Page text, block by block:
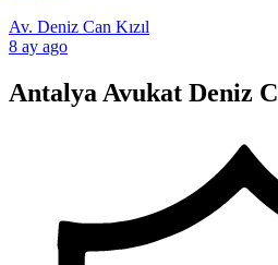
Av. Deniz Can Kızıl
8 ay ago
Antalya Avukat Deniz